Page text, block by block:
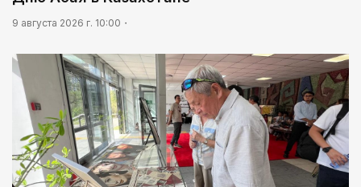
9 августа 2026 г. 10:00